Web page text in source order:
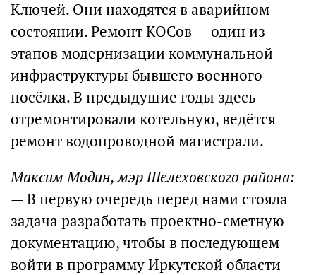
Ключей. Они находятся в аварийном
состоянии. Ремонт КОСов — один из
этапов модернизации коммунальной
инфраструктуры бывшего военного
посёлка. В предыдущие годы здесь
отремонтировали котельную, ведётся
ремонт водопроводной магистрали.
Максим Модин, мэр Шелеховского района:
— В первую очередь перед нами стояла
задача разработать проектно-сметную
документацию, чтобы в последующем
войти в программу Иркутской области